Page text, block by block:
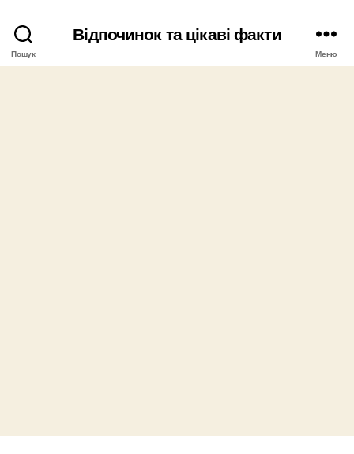
Пошук
Відпочинок та цікаві факти
Меню